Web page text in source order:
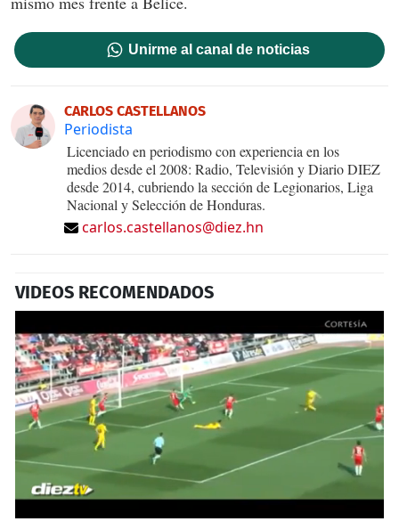
Unirme al canal de noticias
CARLOS CASTELLANOS
Periodista
Licenciado en periodismo con experiencia en los
medios desde el 2008: Radio, Televisión y Diario DIEZ
desde 2014, cubriendo la sección de Legionarios, Liga
Nacional y Selección de Honduras.
carlos.castellanos@diez.hn
VIDEOS RECOMENDADOS